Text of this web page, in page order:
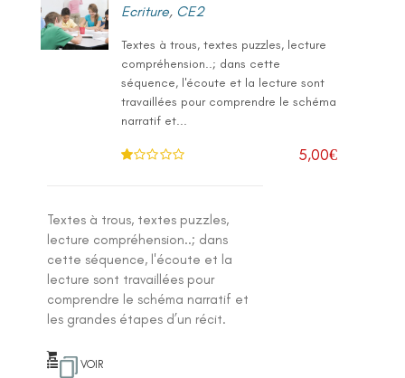
Ecriture, CE2
Textes à trous, textes puzzles, lecture
compréhension..; dans cette
séquence, l'écoute et la lecture sont
travaillées pour comprendre le schéma
narratif et...
0
su
5,00€
Textes à trous, textes puzzles,
lecture compréhension..; dans
cette séquence, l'écoute et la
lecture sont travaillées pour
comprendre le schéma narratif et
les grandes étapes d’un récit.
VOIR